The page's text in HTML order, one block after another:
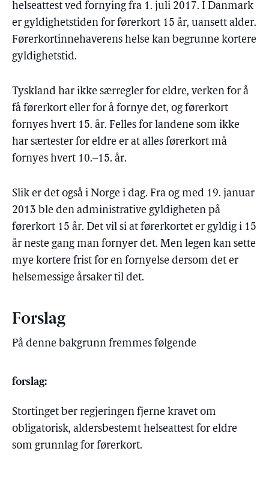
helseattest ved fornying fra 1. juli 2017. I Danmark
er gyldighetstiden for førerkort 15 år, uansett alder.
Førerkortinnehaverens helse kan begrunne kortere
gyldighetstid.
Tyskland har ikke særregler for eldre, verken for å
få førerkort eller for å fornye det, og førerkort
fornyes hvert 15. år. Felles for landene som ikke
har særtester for eldre er at alles førerkort må
fornyes hvert 10.–15. år.
Slik er det også i Norge i dag. Fra og med 19. januar
2013 ble den administrative gyldigheten på
førerkort 15 år. Det vil si at førerkortet er gyldig i 15
år neste gang man fornyer det. Men legen kan sette
mye kortere frist for en fornyelse dersom det er
helsemessige årsaker til det.
Forslag
På denne bakgrunn fremmes følgende
forslag:
Stortinget ber regjeringen fjerne kravet om
obligatorisk, aldersbestemt helseattest for eldre
som grunnlag for førerkort.